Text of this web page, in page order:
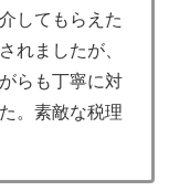
してもらえた
れましたが、
らも丁寧に対
。素敵な税理